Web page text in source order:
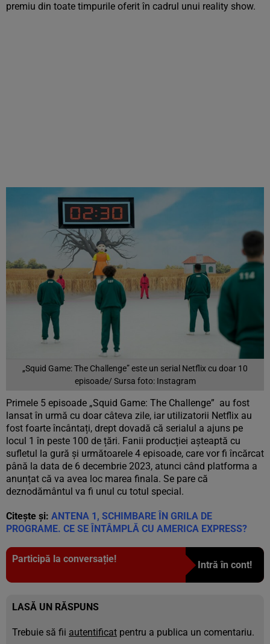
premiu din toate timpurile oferit în cadrul unui reality show.
„Squid Game: The Challenge” este un serial Netflix cu doar 10
episoade/ Sursa foto: Instagram
Primele 5 episoade „Squid Game: The Challenge” au fost
lansat în urmă cu doar câteva zile, iar utilizatorii Netflix au
fost foarte încântați, drept dovadă că serialul a ajuns pe
locul 1 în peste 100 de țări. Fanii producției așteaptă cu
sufletul la gură și următoarele 4 episoade, care vor fi încărcat
până la data de 6 decembrie 2023, atunci când platforma a
anunțat că va avea loc marea finala. Se pare că
deznodământul va fi unul cu totul special.
Citește și: ANTENA 1, SCHIMBARE ÎN GRILA DE
PROGRAME. CE SE ÎNTÂMPLĂ CU AMERICA EXPRESS?
Participă la conversație!
Intră în cont!
LASĂ UN RĂSPUNS
Trebuie să fii autentificat pentru a publica un comentariu.